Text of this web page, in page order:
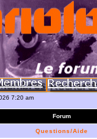
7:20 am
Forum
Questions/Aide